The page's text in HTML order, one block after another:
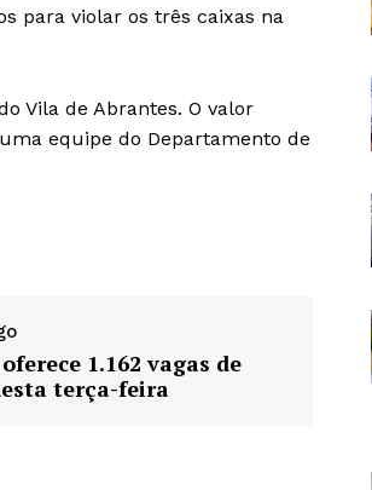
para violar os três caixas na
Vila de Abrantes. O valor
equipe do Departamento de
1.162 vagas de
terça-feira